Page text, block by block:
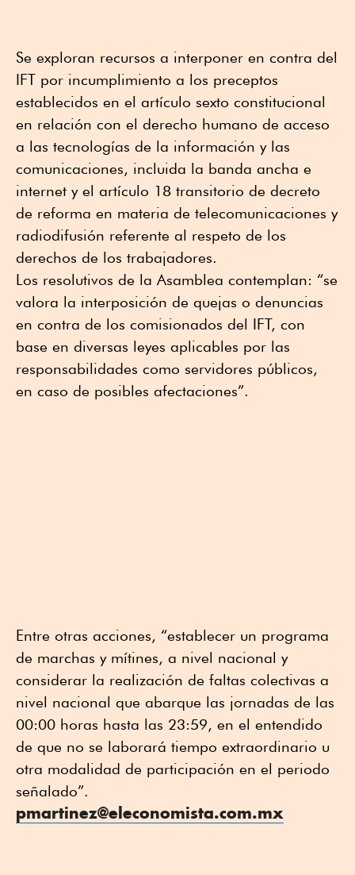
Se exploran recursos a interponer en contra del
IFT por incumplimiento a los preceptos
establecidos en el artículo sexto constitucional
en relación con el derecho humano de acceso
a las tecnologías de la información y las
comunicaciones, incluida la banda ancha e
internet y el artículo 18 transitorio de decreto
de reforma en materia de telecomunicaciones y
radiodifusión referente al respeto de los
derechos de los trabajadores.
Los resolutivos de la Asamblea contemplan: “se
valora la interposición de quejas o denuncias
en contra de los comisionados del IFT, con
base en diversas leyes aplicables por las
responsabilidades como servidores públicos,
en caso de posibles afectaciones”.
Entre otras acciones, “establecer un programa
de marchas y mítines, a nivel nacional y
considerar la realización de faltas colectivas a
nivel nacional que abarque las jornadas de las
00:00 horas hasta las 23:59, en el entendido
de que no se laborará tiempo extraordinario u
otra modalidad de participación en el periodo
señalado”.
pmartinez@eleconomista.com.mx